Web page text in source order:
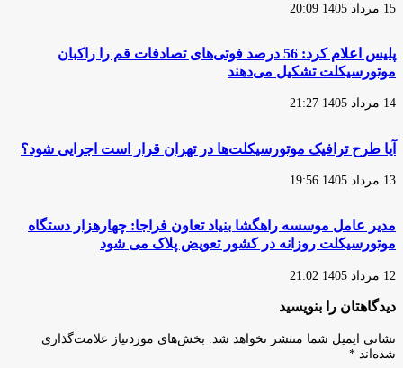
کنفرانس
قانونی
15 مرداد 1405 20:09
پلیس اعلام کرد: 56 درصد فوتی‌های تصادفات قم را راکبان
موتورسیکلت تشکیل می‌دهند
14 مرداد 1405 21:27
آیا طرح ترافیک موتورسیکلت‌ها در تهران قرار است اجرایی شود؟
13 مرداد 1405 19:56
مدیر عامل موسسه راهگشا بنیاد تعاون فراجا: چهارهزار دستگاه
موتورسیکلت روزانه در کشور تعویض پلاک می شود
12 مرداد 1405 21:02
دیدگاهتان را بنویسید
نشانی ایمیل شما منتشر نخواهد شد.
بخش‌های موردنیاز علامت‌گذاری
شده‌اند *